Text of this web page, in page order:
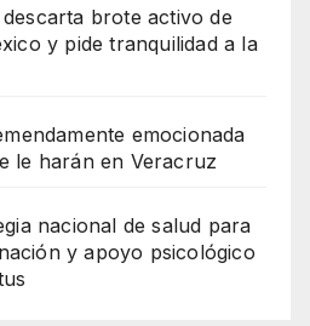
brote activo de
y pide tranquilidad a la
emocionada
le harán en Veracruz
nacional de salud para
y apoyo psicológico